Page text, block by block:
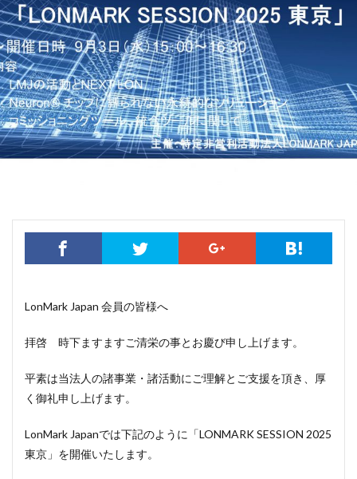
LonMark Japan 会員の皆様へ
拝啓 時下ますますご清栄の事とお慶び申し上げます。
平素は当法人の諸事業・諸活動にご理解とご支援を頂き、厚
く御礼申し上げます。
LonMark Japanでは下記のように「LONMARK SESSION 2025
東京」を開催いたします。